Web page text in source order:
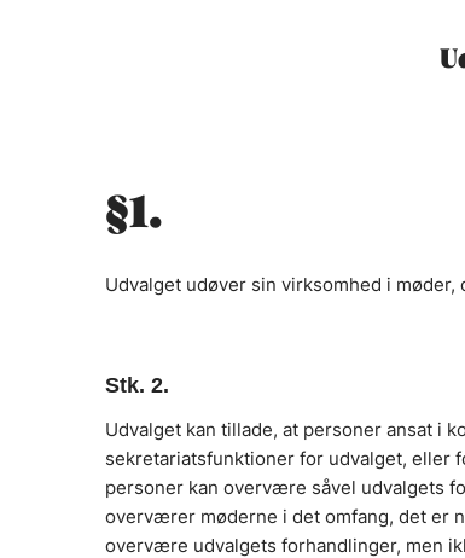
§1.
Udvalget udøver sin virksomhed i
Stk. 2.
Udvalget kan tillade, at personer ansat i
sekretariatsfunktioner for udvalget, eller
personer kan overvære såvel udvalgets
overværer møderne i det omfang, det er
overvære udvalgets forhandlinger, men